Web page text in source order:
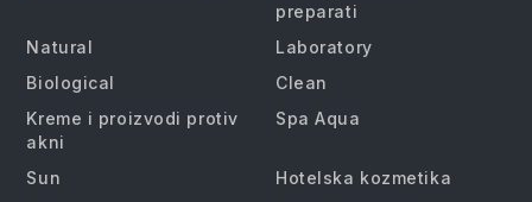
preparati
Natural
Laboratory
Biological
Clean
Kreme i proizvodi protiv
akni
Spa Aqua
Sun
Hotelska kozmetika